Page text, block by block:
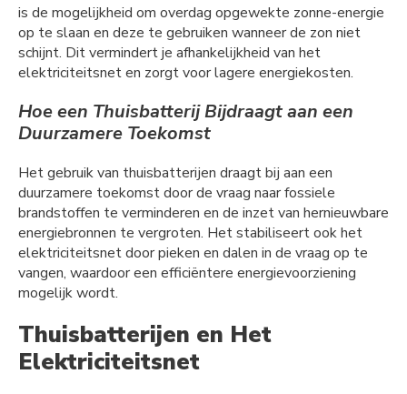
is de mogelijkheid om overdag opgewekte zonne-energie
op te slaan en deze te gebruiken wanneer de zon niet
schijnt. Dit vermindert je afhankelijkheid van het
elektriciteitsnet en zorgt voor lagere energiekosten.
Hoe een Thuisbatterij Bijdraagt aan een
Duurzamere Toekomst
Het gebruik van thuisbatterijen draagt bij aan een
duurzamere toekomst door de vraag naar fossiele
brandstoffen te verminderen en de inzet van hernieuwbare
energiebronnen te vergroten. Het stabiliseert ook het
elektriciteitsnet door pieken en dalen in de vraag op te
vangen, waardoor een efficiëntere energievoorziening
mogelijk wordt.
Thuisbatterijen en Het
Elektriciteitsnet